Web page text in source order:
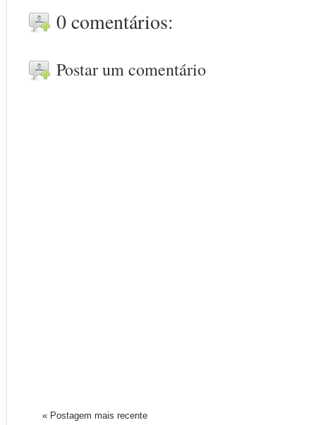
0 comentários:
Postar um comentário
« Postagem mais recente